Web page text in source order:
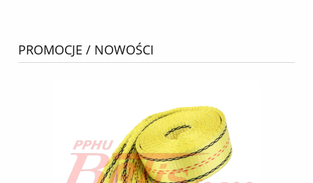
PROMOCJE / NOWOŚCI